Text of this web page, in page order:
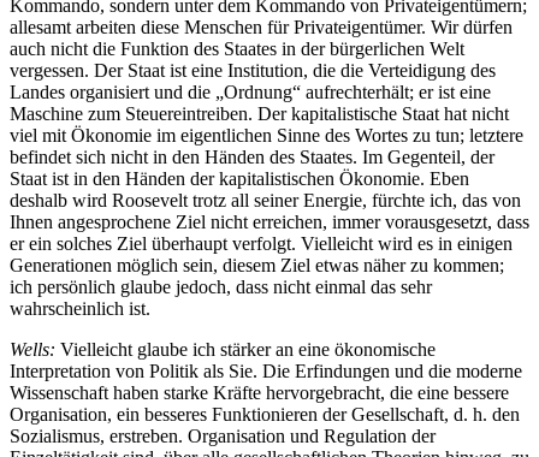
Kommando, sondern unter dem Kommando von Privateigentümern;
allesamt arbeiten diese Menschen für Privateigentümer. Wir dürfen
auch nicht die Funktion des Staates in der bürgerlichen Welt
vergessen. Der Staat ist eine Institution, die die Verteidigung des
Landes organisiert und die „Ordnung“ aufrechterhält; er ist eine
Maschine zum Steuereintreiben. Der kapitalistische Staat hat nicht
viel mit Ökonomie im eigentlichen Sinne des Wortes zu tun; letztere
befindet sich nicht in den Händen des Staates. Im Gegenteil, der
Staat ist in den Händen der kapitalistischen Ökonomie. Eben
deshalb wird Roosevelt trotz all seiner Energie, fürchte ich, das von
Ihnen angesprochene Ziel nicht erreichen, immer vorausgesetzt, dass
er ein solches Ziel überhaupt verfolgt. Vielleicht wird es in einigen
Generationen möglich sein, diesem Ziel etwas näher zu kommen;
ich persönlich glaube jedoch, dass nicht einmal das sehr
wahrscheinlich ist.
Wells: Vielleicht glaube ich stärker an eine ökonomische
Interpretation von Politik als Sie. Die Erfindungen und die moderne
Wissenschaft haben starke Kräfte hervorgebracht, die eine bessere
Organisation, ein besseres Funktionieren der Gesellschaft, d. h. den
Sozialismus, erstreben. Organisation und Regulation der